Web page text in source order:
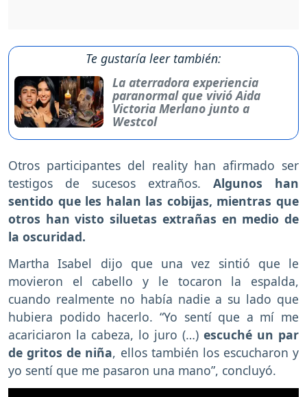
Te gustaría leer también:
La aterradora experiencia
paranormal que vivió Aida
Victoria Merlano junto a
Westcol
Otros participantes del reality han afirmado ser
testigos de sucesos extraños. Algunos han
sentido que les halan las cobijas, mientras que
otros han visto siluetas extrañas en medio de
la oscuridad.
Martha Isabel dijo que una vez sintió que le
movieron el cabello y le tocaron la espalda,
cuando realmente no había nadie a su lado que
hubiera podido hacerlo. “Yo sentí que a mí me
acariciaron la cabeza, lo juro (…) escuché un par
de gritos de niña, ellos también los escucharon y
yo sentí que me pasaron una mano”, concluyó.